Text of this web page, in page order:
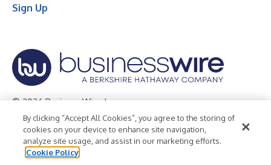
Sign Up
© 2026 Business Wire, Inc.
Privacy Policy Cookie Policy
Accessibility Statement
Terms of Use
Legal
By clicking “Accept All Cookies”, you agree to the storing of
cookies on your device to enhance site navigation,
analyze site usage, and assist in our marketing efforts.
Cookie Policy